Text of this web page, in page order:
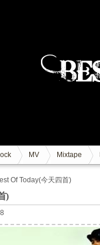
MV Mixtape
Of Today(今天四首)
)